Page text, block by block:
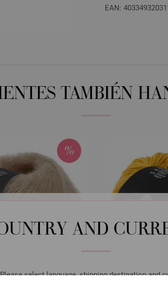
AND
Please select language, shipping destination and
EAN:
TAMBIÉN